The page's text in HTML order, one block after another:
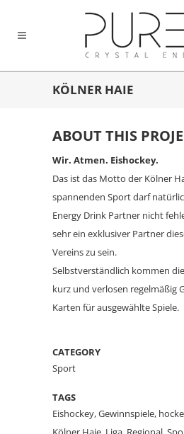
KÖLNER HAIE
ABOUT THIS
Wir. Atmen. Eishockey.
Das ist das Motto der Kölner
spannenden Sport darf
Energy Drink Partner nicht
sehr ein exklusiver Partner
Vereins zu sein.
Selbstverständlich kommen
kurz und verlosen regelmäßig
Karten für ausgewählte Spiele.
CATEGORY
Sport
TAGS
Eishockey, Gewinnspiele,